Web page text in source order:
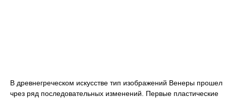
В древнегреческом искусстве тип изображений Венеры прошел
чрез ряд последовательных изменений. Первые пластические